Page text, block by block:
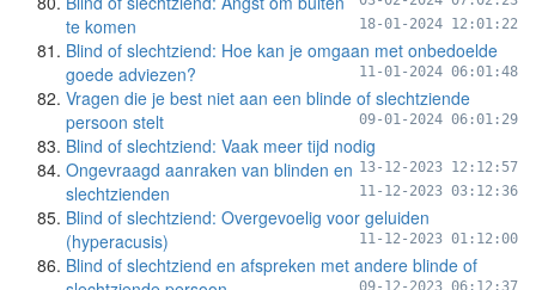
te komen
18-01-2024 12:01:22
Blind of slechtziend: Hoe kan je omgaan met onbedoelde
goede adviezen?
11-01-2024 06:01:48
Vragen die je best niet aan een blinde of slechtziende
persoon stelt
09-01-2024 06:01:29
Blind of slechtziend: Vaak meer tijd nodig
13-12-2023 12:12:57
Ongevraagd aanraken van blinden en
slechtzienden
11-12-2023 03:12:36
Blind of slechtziend: Overgevoelig voor geluiden
(hyperacusis)
11-12-2023 01:12:00
Blind of slechtziend en afspreken met andere blinde of
09-12-2023 06:12:37